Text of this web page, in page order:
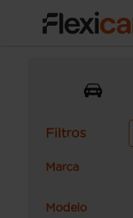
Filtros
Marca
Modelo